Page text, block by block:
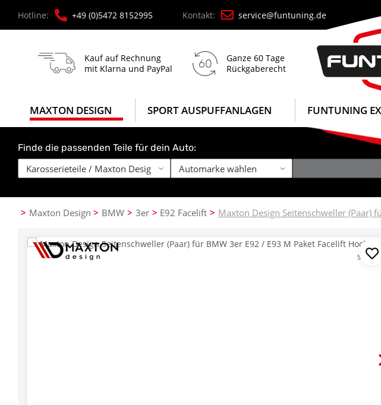
Hotline: +49 (0)5472 8152995 Kontakt: service@funtuning.de
Kauf auf Rechnung
mit Klarna und PayPal
Ganze 60 Tage
Rückgaberecht
MAXTON DESIGN SPORT AUSPUFFANLAGEN FUNTUNING
Finde die passenden Teile für dein Auto:
Maxton Design BMW 3er E92 Facelift Maxton Design Seitenschweller (Paar)